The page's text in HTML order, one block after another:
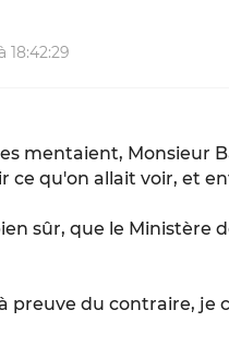
18:42:29
mentaient, Monsieur
ce qu'on allait voir, et
sûr, que le Ministère
preuve du contraire, je